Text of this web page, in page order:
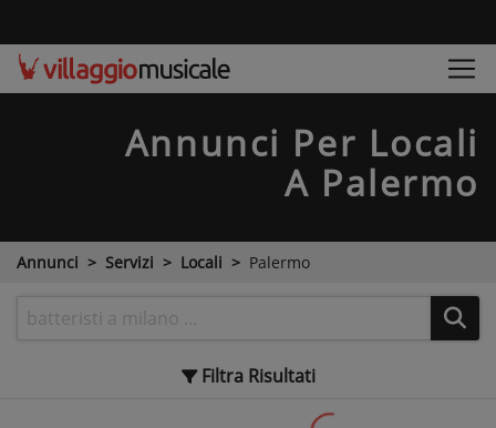
Annunci Per Locali
A Palermo
Annunci Servizi Locali Palermo
Filtra Risultati